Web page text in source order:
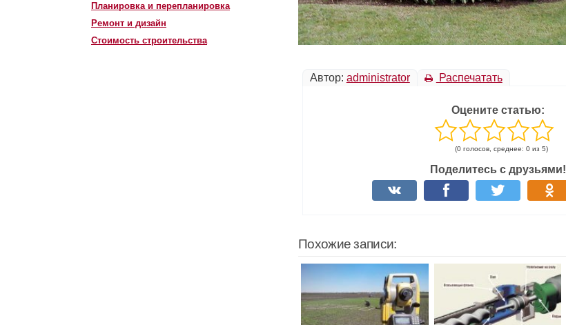
Планировка и перепланировка
Ремонт и дизайн
Стоимость строительства
Автор: administrator Распечатать
Оцените статью:
(0 голосов, среднее: 0 из 5)
Поделитесь с друзьями!
Похожие записи: